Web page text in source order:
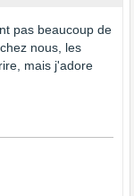
pas beaucoup de
nous, les
mais j'adore